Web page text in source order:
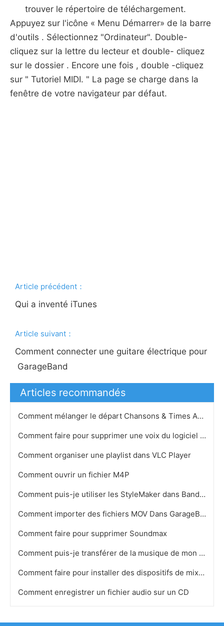
trouver le répertoire de téléchargement.
Appuyez sur l'icône « Menu Démarrer» de la barre
d'outils . Sélectionnez "Ordinateur". Double-
cliquez sur la lettre du lecteur et double- cliquez
sur le dossier . Encore une fois , double -cliquez
sur " Tutoriel MIDI. " La page se charge dans la
fenêtre de votre navigateur par défaut.
Article précédent：
Qui a inventé iTunes
Article suivant：
Comment connecter une guitare électrique pour
GarageBand
Articles recommandés
Comment mélanger le départ Chansons & Times Arrêt sur iTunes
Comment faire pour supprimer une voix du logiciel MP3
Comment organiser une playlist dans VLC Player
Comment ouvrir un fichier M4P
Comment puis-je utiliser les StyleMaker dans Band-in- a-Box
Comment importer des fichiers MOV Dans GarageBand
Comment faire pour supprimer Soundmax
Comment puis-je transférer de la musique de mon iPod à iTunes
Comment faire pour installer des dispositifs de mixage
Comment enregistrer un fichier audio sur un CD